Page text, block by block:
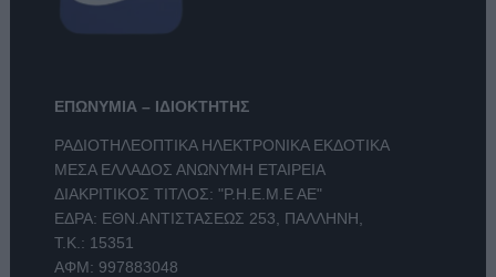
ΕΠΩΝΥΜΙΑ – ΙΔΙΟΚΤΗΤΗΣ
ΡΑΔΙΟΤΗΛΕΟΠΤΙΚΑ ΗΛΕΚΤΡΟΝΙΚΑ ΕΚΔΟΤΙΚΑ
ΜΕΣΑ ΕΛΛΑΔΟΣ ΑΝΩΝΥΜΗ ΕΤΑΙΡΕΙΑ
ΔΙΑΚΡΙΤΙΚΟΣ ΤΙΤΛΟΣ: "Ρ.Η.Ε.Μ.Ε ΑΕ"
ΕΔΡΑ: ΕΘΝ.ΑΝΤΙΣΤΑΣΕΩΣ 253, ΠΑΛΛΗΝΗ,
Τ.Κ.: 15351
ΑΦΜ: 997883048